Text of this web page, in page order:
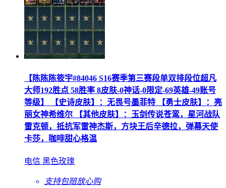
【陈陈陈筱宇#84046 S16赛季第三赛段单双排段位超凡
大师192胜点 58胜率 8皮肤-0神话-0限定-69英雄-49账号
等级】 【史诗皮肤】：无畏号墨菲特 【勇士皮肤】：亮
丽女神希维尔 【其他皮肤】：玉剑传说苍鸾，星河战队
雷克顿，抵抗军雷神杰斯，方块王后辛德拉，弹幕天使
卡莎，咖啡甜心格温
电信 黑色玫瑰
支持包赔放心购